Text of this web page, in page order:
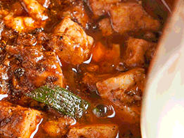
地ので
陽 シェフのあれこ